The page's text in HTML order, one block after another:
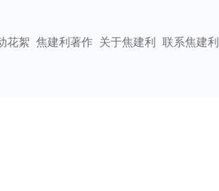
花絮 焦建利著作 关于焦建利 联系焦建利